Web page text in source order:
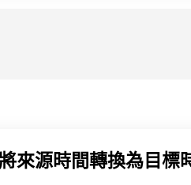
來源時間轉換為目標